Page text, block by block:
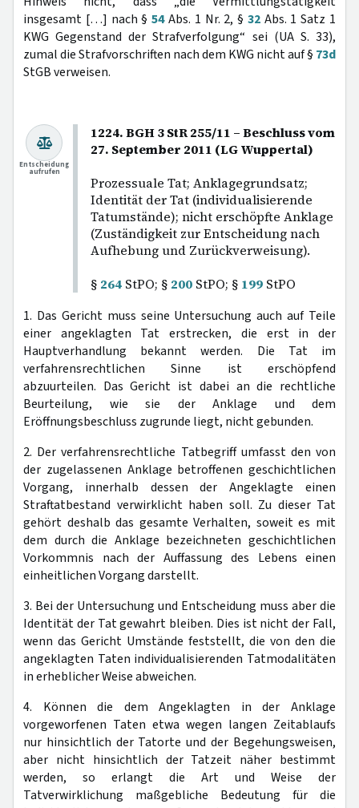
insgesamt […] nach §54Abs. 1 Nr. 2, § 32Abs. 1 Satz 1
KWG Gegenstand der Strafverfolgung“ sei (UA S. 33),
zumal die Strafvorschriften nach dem KWG nicht auf § 73d
StGB verweisen.
1224. BGH 3 StR 255/11 – Beschluss vom
27. September 2011 (LG Wuppertal)
Prozessuale Tat; Anklagegrundsatz;
Identität der Tat (individualisierende
Tatumstände); nicht erschöpfte Anklage
(Zuständigkeit zur Entscheidung nach
Aufhebung und Zurückverweisung).
§ 264 StPO; § 200 StPO; § 199 StPO
Entscheidung
aufrufen
1. Das Gericht muss seine Untersuchung auch auf Teile
einer angeklagten Tat erstrecken, die erst in der
Hauptverhandlung bekannt werden. Die Tat im
verfahrensrechtlichen Sinne ist erschöpfend
abzuurteilen. Das Gericht ist dabei an die rechtliche
Beurteilung, wie sie der Anklage und dem
Eröffnungsbeschluss zugrunde liegt, nicht gebunden.
2. Der verfahrensrechtliche Tatbegriff umfasst den von
der zugelassenen Anklage betroffenen geschichtlichen
Vorgang, innerhalb dessen der Angeklagte einen
Straftatbestand verwirklicht haben soll. Zu dieser Tat
gehört deshalb das gesamte Verhalten, soweit es mit
dem durch die Anklage bezeichneten geschichtlichen
Vorkommnis nach der Auffassung des Lebens einen
einheitlichen Vorgang darstellt.
3. Bei der Untersuchung und Entscheidung muss aber die
Identität der Tat gewahrt bleiben. Dies ist nicht der Fall,
wenn das Gericht Umstände feststellt, die von den die
angeklagten Taten individualisierenden Tatmodalitäten
in erheblicher Weise abweichen.
4. Können die dem Angeklagten in der Anklage
vorgeworfenen Taten etwa wegen langen Zeitablaufs
nur hinsichtlich der Tatorte und der Begehungsweisen,
aber nicht hinsichtlich der Tatzeit näher bestimmt
werden, so erlangt die Art und Weise der
Tatverwirklichung maßgebliche Bedeutung für die